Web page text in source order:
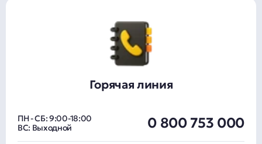
Горячая линия
ПН - СБ: 9:00-18:00
ВС: Выходной
0 800 753 000